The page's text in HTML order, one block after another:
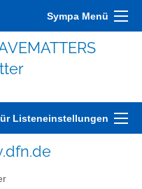
Sympa Menü
Listeneinstellungen